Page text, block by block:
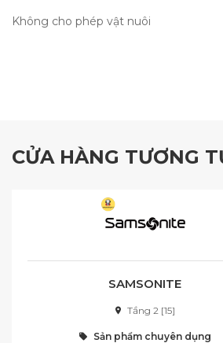
Không cho phép vật nuôi
CỬA HÀNG TƯƠNG
SAMSONITE
Tầng 2 [15]
Sản phẩm chuyên dụng